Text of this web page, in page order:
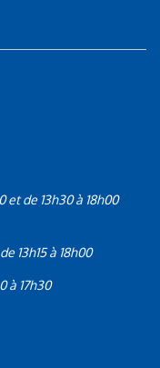
et de 13h30 à 18h00
13h15 à 18h00
à 17h30